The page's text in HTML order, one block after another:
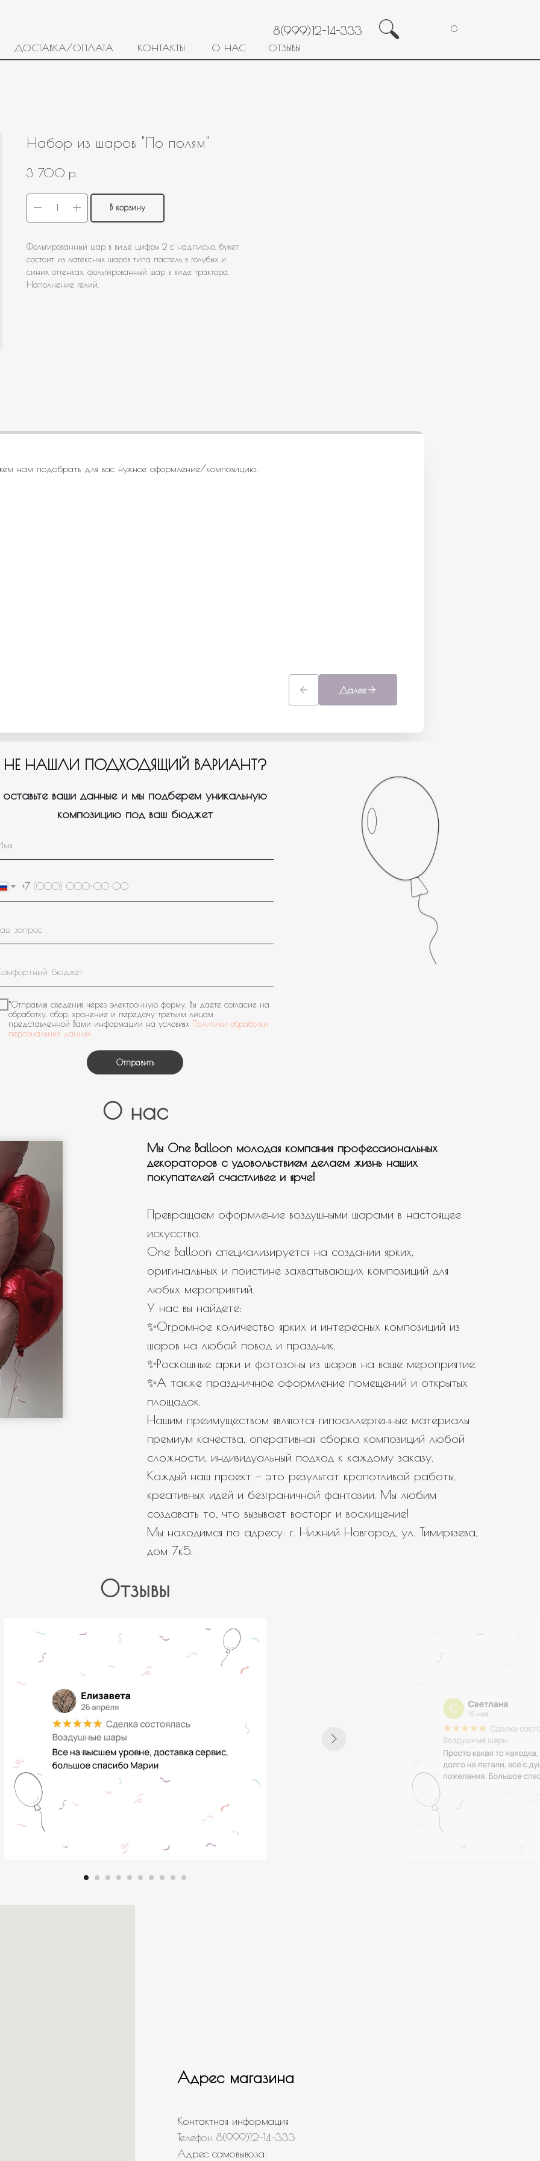
0
8(999)12-14-333
ДОСТАВКА/ОПЛАТА КОНТАКТЫ О НАС ОТЗЫВЫ
Набор из шаров "По полям"
3 700 р.
В корзину
Фольгированный шар в виде цифры 2 с надписью, букет
состоит из латексных шаров типа пастель в голубых и
синих оттенках, фольгированный шар в виде трактора.
Наполнение гелий.
нам подобрать для вас нужное оформление/композицию.
Далее
+7
*Отправляя сведения через электронную форму, Вы даете согласие на
обработку, сбор, хранение и передачу третьим лицам
представленной Вами информации на условиях Политики обработки
персональных данных
Отправить
НЕ НАШЛИ ПОДХОДЯЩИЙ ВАРИАНТ?
оставьте ваши данные и мы подберем уникальную
композицию под ваш бюджет
О нас
Мы One Balloon молодая компания профессиональных
декораторов с удовольствием делаем жизнь наших
покупателей счастливее и ярче!
Превращаем оформление воздушными шарами в настоящее
искусство.
One Balloon специализируется на создании ярких,
оригинальных и поистине захватывающих композиций для
любых мероприятий.
У нас вы найдете:
✨Огромное количество ярких и интересных композиций из
шаров на любой повод и праздник.
✨Роскошные арки и фотозоны из шаров на ваше мероприятие.
✨А также праздничное оформление помещений и открытых
площадок.
Нашим преимуществом являются гипоаллергенные материалы
премиум качества, оперативная сборка композиций любой
сложности, индивидуальный подход к каждому заказу.
Каждый наш проект — это результат кропотливой работы,
креативных идей и безграничной фантазии. Мы любим
создавать то, что вызывает восторг и восхищение!
Мы находимся по адресу: г. Нижний Новгород, ул. Тимирязева,
дом 7к5.
Отзывы
Адрес магазина
Контактная информация
Телефон 8(999)12-14-333
Адрес самовывоза: